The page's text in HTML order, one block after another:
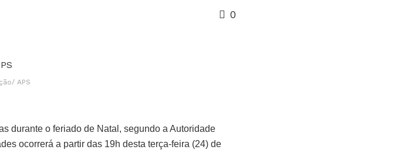
0
APS
durante o feriado de Natal, segundo a Autoridade
ocorrerá a partir das 19h desta terça-feira (24) de